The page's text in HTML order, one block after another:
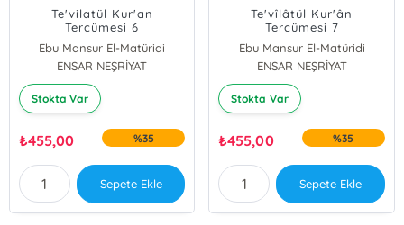
Te'vilatül Kur'an
Tercümesi 6
Ebu Mansur El-Matüridi
ENSAR NEŞRİYAT
Stokta Var
₺455,00 %35
Sepete Ekle
Te'vîlâtül Kur'ân
Tercümesi 7
Ebu Mansur El-Matüridi
ENSAR NEŞRİYAT
Stokta Var
₺455,00 %35
Sepete Ekle